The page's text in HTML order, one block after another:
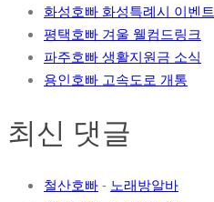
화성호빠 화성특례시 이벤트
평택호빠 겨울 웰컴드링크
파주호빠 생활지원금 소식
용인호빠 고속도로 개통
최신 댓글
철산호빠 - 노래방알바